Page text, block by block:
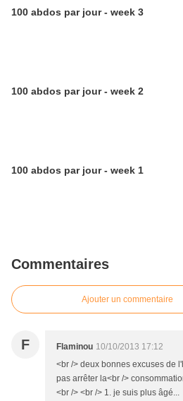
100 abdos par jour - week 3
100 abdos par jour - week 2
100 abdos par jour - week 1
Commentaires
Ajouter un commentaire
F Flaminou 10/10/2013 17:12
<br /> deux bonnes excuses de
pas arrêter la<br />
<br /> <br /> 1. je suis plus